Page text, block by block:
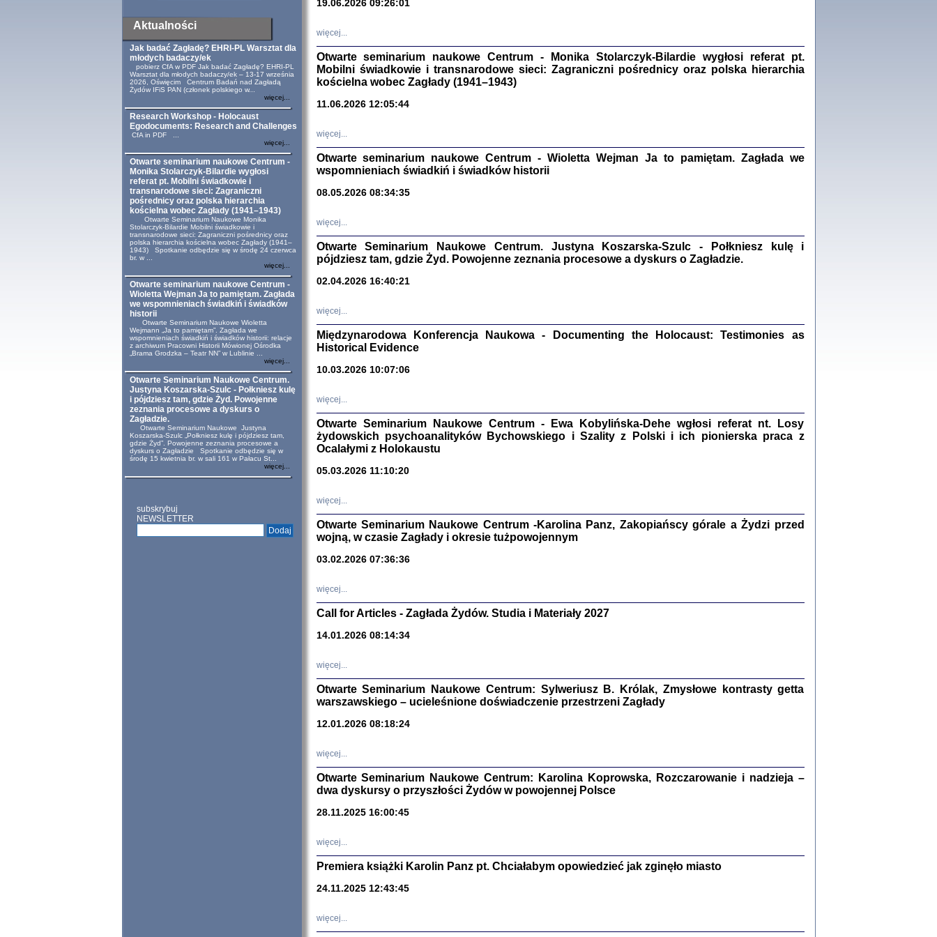
Aktualności
Jak badać Zagładę? EHRI-PL Warsztat dla
młodych badaczy/ek
pobierz CfA w PDF Jak badać Zagładę? EHRI-PL
Warsztat dla młodych badaczy/ek – 13-17 września
2026, Oświęcim Centrum Badań nad Zagładą
Żydów IFiS PAN (członek polskiego w...
więcej...
Research Workshop - Holocaust
Egodocuments: Research and Challenges
CfA in PDF ...
więcej...
Otwarte seminarium naukowe Centrum -
Monika Stolarczyk-Bilardie wygłosi
referat pt. Mobilni świadkowie i
transnarodowe sieci: Zagraniczni
pośrednicy oraz polska hierarchia
kościelna wobec Zagłady (1941–1943)
Otwarte Seminarium Naukowe Monika
Stolarczyk-Bilardie Mobilni świadkowie i
transnarodowe sieci: Zagraniczni pośrednicy oraz
polska hierarchia kościelna wobec Zagłady (1941–
1943) Spotkanie odbędzie się w środę 24 czerwca
br. w ...
więcej...
Otwarte seminarium naukowe Centrum -
Wioletta Wejman Ja to pamiętam. Zagłada
we wspomnieniach świadkiń i świadków
historii
Otwarte Seminarium Naukowe Wioletta
Wejmann „Ja to pamiętam”. Zagłada we
wspomnieniach świadkiń i świadków historii: relacje
z archiwum Pracowni Historii Mówionej Ośrodka
„Brama Grodzka – Teatr NN” w Lublinie ...
więcej...
Otwarte Seminarium Naukowe Centrum.
Justyna Koszarska-Szulc - Połkniesz kulę
i pójdziesz tam, gdzie Żyd. Powojenne
zeznania procesowe a dyskurs o
Zagładzie.
Otwarte Seminarium Naukowe Justyna
Koszarska-Szulc „Połkniesz kulę i pójdziesz tam,
gdzie Żyd”. Powojenne zeznania procesowe a
dyskurs o Zagładzie Spotkanie odbędzie się w
środę 15 kwietnia br. w sali 161 w Pałacu St...
więcej...
subskrybuj
NEWSLETTER
Warszawa 2022
Wagner Rózia
oprac. Aleksandra Bańkowska
oprac. Aleksandra Bańkowska, wstęp Jacek Leociak
Warszawa 2021
Zagłada Żydów.
Studia i Materiały
NIE WIEMY CO PRZYNIESIE NAM KOLEJNA GODZINA ...
Sewek Okonowski, oprac. Marta Janczewska
PISZĄCY TE SŁOWA JEST PRACOWNIKIEM
19.06.2026 09:26:01
więcej...
Otwarte seminarium naukowe Centrum - Monika Stolarczyk-Bilardie wygłosi referat pt.
Mobilni świadkowie i transnarodowe sieci: Zagraniczni pośrednicy oraz polska hierarchia
kościelna wobec Zagłady (1941–1943)
11.06.2026 12:05:44
więcej...
Otwarte seminarium naukowe Centrum - Wioletta Wejman Ja to pamiętam. Zagłada we
wspomnieniach świadkiń i świadków historii
08.05.2026 08:34:35
więcej...
Otwarte Seminarium Naukowe Centrum. Justyna Koszarska-Szulc - Połkniesz kulę i
pójdziesz tam, gdzie Żyd. Powojenne zeznania procesowe a dyskurs o Zagładzie.
02.04.2026 16:40:21
więcej...
Międzynarodowa Konferencja Naukowa - Documenting the Holocaust: Testimonies as
Historical Evidence
10.03.2026 10:07:06
więcej...
Otwarte Seminarium Naukowe Centrum - Ewa Kobylińska-Dehe wgłosi referat nt. Losy
żydowskich psychoanalityków Bychowskiego i Szality z Polski i ich pionierska praca z
Ocalałymi z Holokaustu
05.03.2026 11:10:20
więcej...
Otwarte Seminarium Naukowe Centrum -Karolina Panz, Zakopiańscy górale a Żydzi przed
wojną, w czasie Zagłady i okresie tużpowojennym
03.02.2026 07:36:36
więcej...
Call for Articles - Zagłada Żydów. Studia i Materiały 2027
14.01.2026 08:14:34
więcej...
Otwarte Seminarium Naukowe Centrum: Sylweriusz B. Królak, Zmysłowe kontrasty getta
warszawskiego – ucieleśnione doświadczenie przestrzeni Zagłady
12.01.2026 08:18:24
więcej...
Otwarte Seminarium Naukowe Centrum: Karolina Koprowska, Rozczarowanie i nadzieja –
dwa dyskursy o przyszłości Żydów w powojennej Polsce
28.11.2025 16:00:45
więcej...
Premiera książki Karolin Panz pt. Chciałabym opowiedzieć jak zginęło miasto
24.11.2025 12:43:45
więcej...